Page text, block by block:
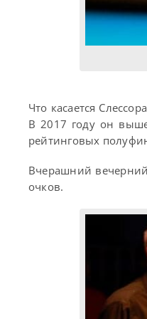
Что касается
В 2017 году он
рейтинговых
Вчерашний
очков.